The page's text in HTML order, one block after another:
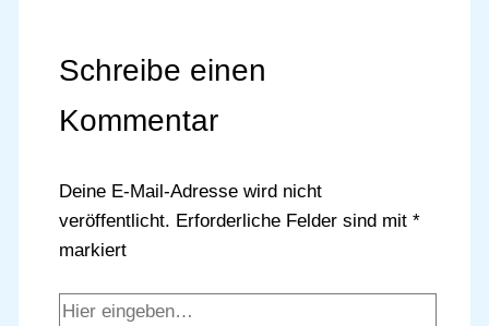
Schreibe einen
Kommentar
Deine E-Mail-Adresse wird nicht
veröffentlicht. Erforderliche Felder sind mit *
markiert
Hier